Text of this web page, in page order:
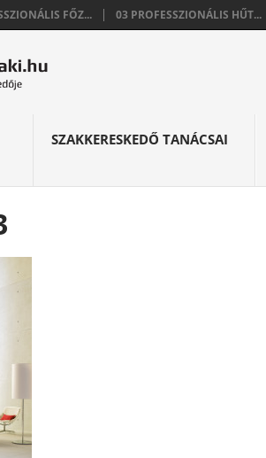
FŐZ... 03 PROFESSZIONÁLIS HŰT...
SZAKKERESKEDŐ TANÁCSAI